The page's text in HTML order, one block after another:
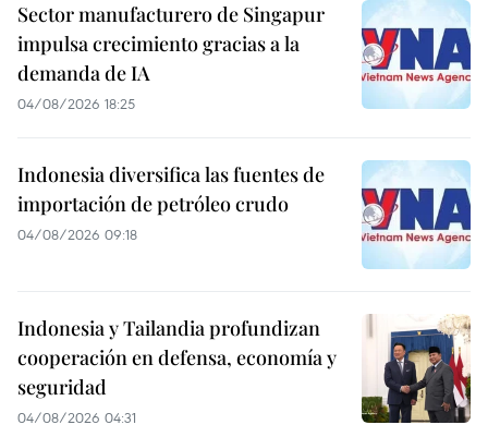
Sector manufacturero de Singapur
impulsa crecimiento gracias a la
demanda de IA
04/08/2026 18:25
Indonesia diversifica las fuentes de
importación de petróleo crudo
04/08/2026 09:18
Indonesia y Tailandia profundizan
cooperación en defensa, economía y
seguridad
04/08/2026 04:31